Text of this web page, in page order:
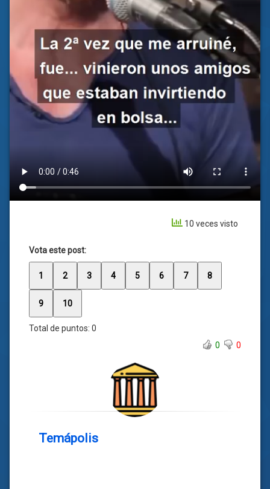
10 veces visto
Vota este post:
1 2 3 4 5 6 7 8
9 10
Total de puntos: 0
0
0
Temápolis